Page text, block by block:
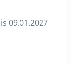
09.01.2027